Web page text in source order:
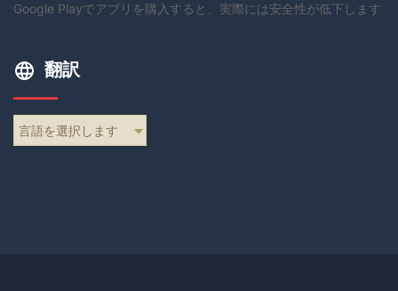
Google Playでアプリを購入すると、実際には安全性が低下します
翻訳
言語を選択します